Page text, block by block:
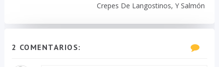
Crepes De Langostinos, Y Salmón
2 COMENTARIOS: